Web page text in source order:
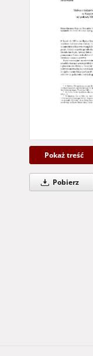
Pokaż treść
Pobierz